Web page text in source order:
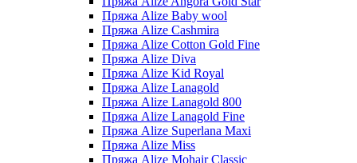
Пряжа Alize Baby wool
Пряжа Alize Cashmira
Пряжа Alize Cotton Gold Fine
Пряжа Alize Diva
Пряжа Alize Kid Royal
Пряжа Alize Lanagold
Пряжа Alize Lanagold 800
Пряжа Alize Lanagold Fine
Пряжа Alize Superlana Maxi
Пряжа Alize Miss
Пряжа Alize Mohair Classic